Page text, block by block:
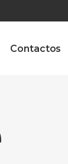
Contactos